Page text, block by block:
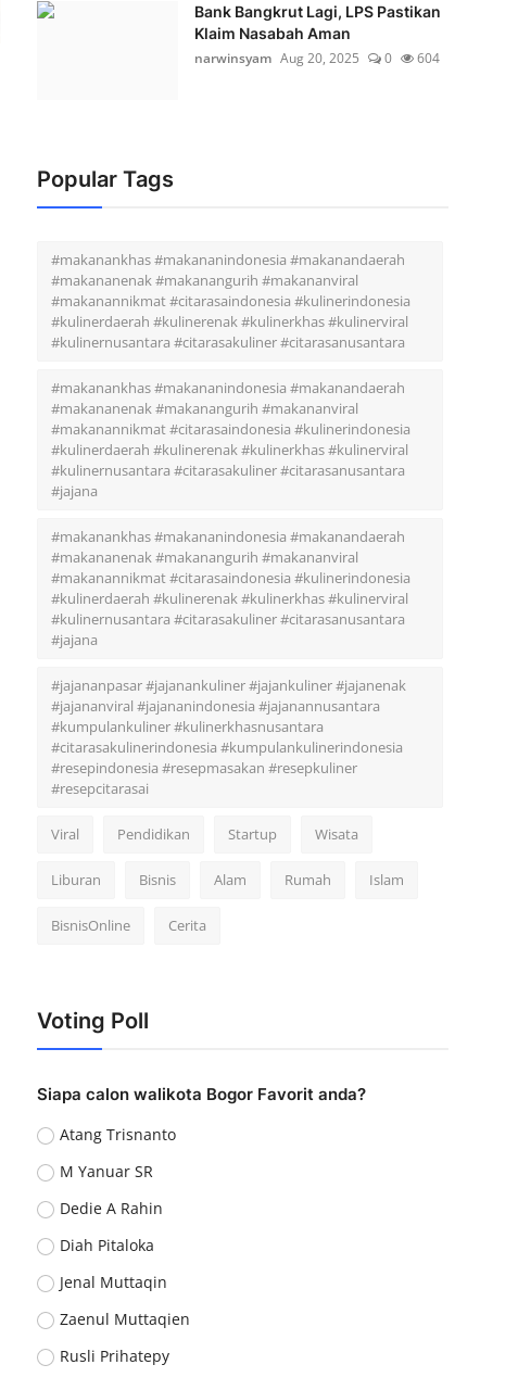
Bank Bangkrut Lagi, LPS Pastikan
Klaim Nasabah Aman
narwinsyam Aug 20, 2025 0 604
Popular Tags
#makanankhas #makananindonesia #makanandaerah
#makananenak #makanangurih #makananviral
#makanannikmat #citarasaindonesia #kulinerindonesia
#kulinerdaerah #kulinerenak #kulinerkhas #kulinerviral
#kulinernusantara #citarasakuliner #citarasanusantara
#makanankhas #makananindonesia #makanandaerah
#makananenak #makanangurih #makananviral
#makanannikmat #citarasaindonesia #kulinerindonesia
#kulinerdaerah #kulinerenak #kulinerkhas #kulinerviral
#kulinernusantara #citarasakuliner #citarasanusantara
#jajana
#makanankhas #makananindonesia #makanandaerah
#makananenak #makanangurih #makananviral
#makanannikmat #citarasaindonesia #kulinerindonesia
#kulinerdaerah #kulinerenak #kulinerkhas #kulinerviral
#kulinernusantara #citarasakuliner #citarasanusantara
#jajana
#jajananpasar #jajanankuliner #jajankuliner #jajanenak
#jajananviral #jajananindonesia #jajanannusantara
#kumpulankuliner #kulinerkhasnusantara
#citarasakulinerindonesia #kumpulankulinerindonesia
#resepindonesia #resepmasakan #resepkuliner
#resepcitarasai
Viral Pendidikan Startup Wisata
Liburan Bisnis Alam Rumah Islam
BisnisOnline Cerita
Voting Poll
Siapa calon walikota Bogor Favorit anda?
Atang Trisnanto
M Yanuar SR
Dedie A Rahin
Diah Pitaloka
Jenal Muttaqin
Zaenul Muttaqien
Rusli Prihatepy